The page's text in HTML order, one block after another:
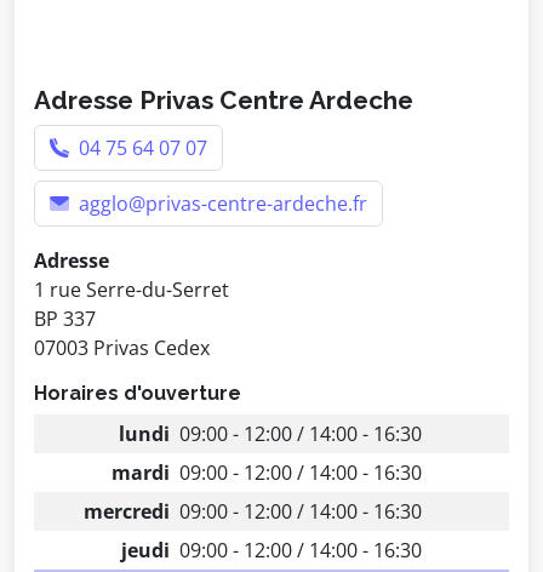
Adresse Privas Centre Ardeche
04 75 64 07 07
agglo@privas-centre-ardeche.fr
Adresse
1 rue Serre-du-Serret
BP 337
07003 Privas Cedex
Horaires d'ouverture
lundi 09:00 - 12:00 / 14:00 - 16:30
mardi 09:00 - 12:00 / 14:00 - 16:30
mercredi 09:00 - 12:00 / 14:00 - 16:30
jeudi 09:00 - 12:00 / 14:00 - 16:30